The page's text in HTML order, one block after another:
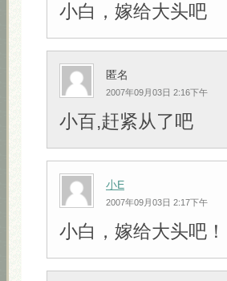
小白，嫁给大头吧
匿名
2007年09月03日 2:16下午
小百,赶紧从了吧
小E
2007年09月03日 2:17下午
小白，嫁给大头吧！